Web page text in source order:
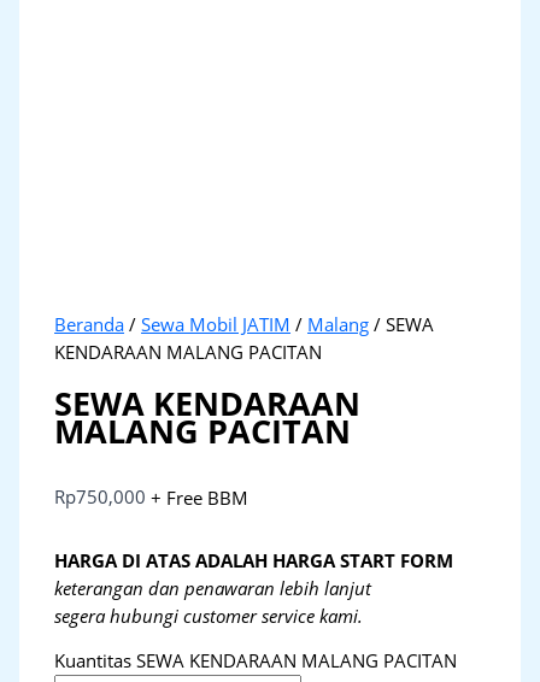
Beranda /Sewa Mobil JATIM / Malang / SEWA
KENDARAAN MALANG PACITAN
SEWA KENDARAAN
MALANG PACITAN
Rp750,000 + Free BBM
HARGA DI ATAS ADALAH HARGA START FORM
keterangan dan penawaran lebih lanjut
segera hubungi customer service kami.
Kuantitas SEWA KENDARAAN MALANG PACITAN